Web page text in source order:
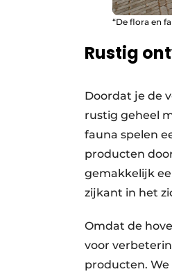
“De flora en
Rustig
Doordat je de
rustig geheel
fauna spelen
producten
gemakkelijk
zijkant in het
Omdat de
voor
producten.